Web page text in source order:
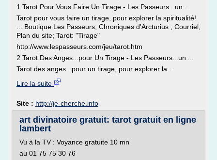
1 Tarot Pour Vous Faire Un Tirage - Les Passeurs...un ...
Tarot pour vous faire un tirage, pour explorer la spiritualité!
... Boutique Les Passeurs; Chroniques d'Arcturius ; Courriel;
Plan du site; Tarot: "Tirage"
http://www.lespasseurs.com/jeu/tarot.htm
2 Tarot Des Anges...pour Un Tirage - Les Passeurs...un ...
Tarot des anges...pour un tirage, pour explorer la...
Lire la suite
Site : http://je-cherche.info
art divinatoire gratuit: tarot gratuit en ligne
lambert
Vu à la TV : Voyance gratuite 10 mn
au 01 75 75 30 76